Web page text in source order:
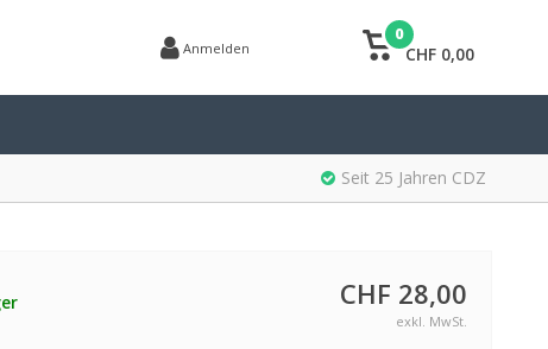
Anmelden
0
CHF 0,00
Seit 25 Jahren CDZ
CHF 28,00
exkl. MwSt.